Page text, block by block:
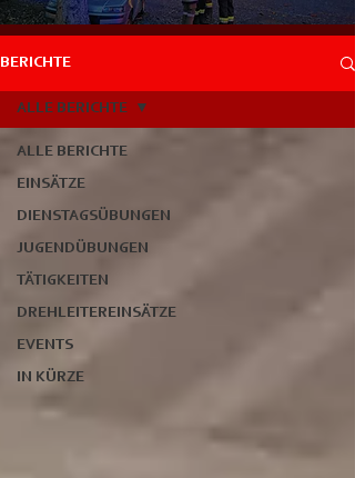
BERICHTE
ALLE BERICHTE
EINSÄTZE
DIENSTAGSÜBUNGEN
JUGENDÜBUNGEN
TÄTIGKEITEN
DREHLEITEREINSÄTZE
EVENTS
IN KÜRZE
ALLE BERICHTE